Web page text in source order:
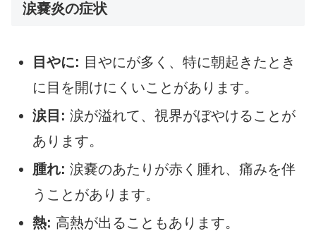
涙嚢炎の症状
目やに: 目やにが多く、特に朝起きたとき
に目を開けにくいことがあります。
涙目: 涙が溢れて、視界がぼやけることが
あります。
腫れ: 涙嚢のあたりが赤く腫れ、痛みを伴
うことがあります。
熱: 高熱が出ることもあります。